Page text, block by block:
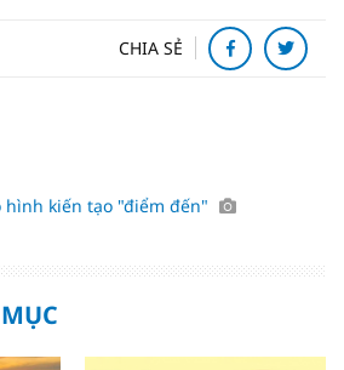
CHIA SẺ
hình kiến tạo "điểm đến"